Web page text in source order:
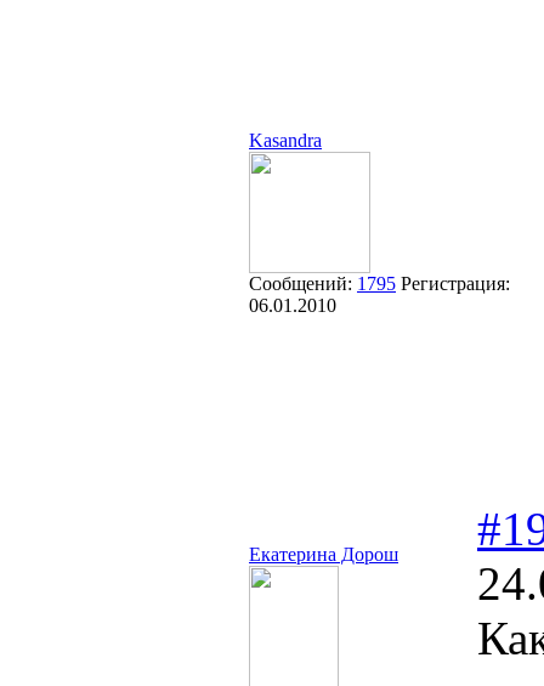
Kasandra
Сообщений: 1795 Регистрация:
06.01.2010
Екатерина Дорош